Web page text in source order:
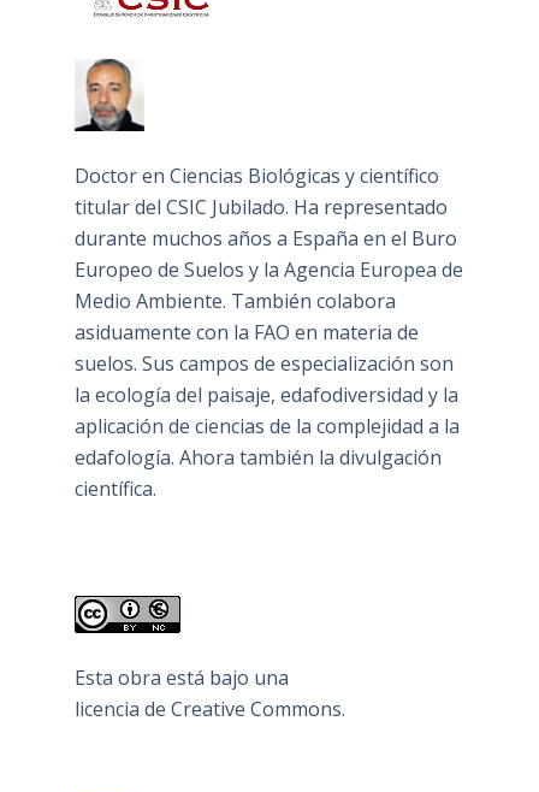
Doctor en Ciencias Biológicas y científico
titular del CSIC Jubilado. Ha representado
durante muchos años a España en el Buro
Europeo de Suelos y la Agencia Europea de
Medio Ambiente. También colabora
asiduamente con la FAO en materia de
suelos. Sus campos de especialización son
la ecología del paisaje, edafodiversidad y la
aplicación de ciencias de la complejidad a la
edafología. Ahora también la divulgación
científica.
Esta obra está bajo una
licencia de Creative Commons.